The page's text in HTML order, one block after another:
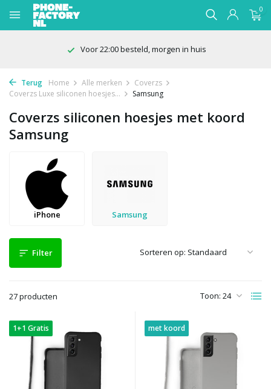
0
Voor 22:00 besteld, morgen in huis
Terug Home Alle merken
Coverzs
Coverzs Luxe siliconen hoesjes...
Samsung
Coverzs siliconen hoesjes met koord
Samsung
iPhone Samsung
Filter
27 producten Toon:
Sorteren op:
1+1 Gratis met koord